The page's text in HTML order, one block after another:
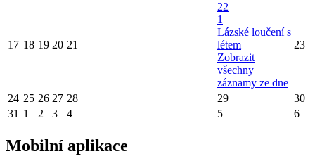
17 18 19 20 21
22
1
Lázské loučení s
létem
Zobrazit
všechny
záznamy ze dne
23
24 25 26 27 28 29
30
31 1 2 3 4 5 6
Mobilní aplikace